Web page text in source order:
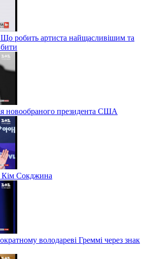
робить артиста найщасливішим та
новообраного президента США
Кім Сокджина
володареві Греммі через знак